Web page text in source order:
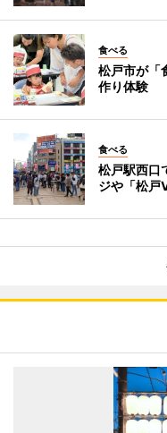
食べる
松戸市が「
作り体験
食べる
松戸駅西口
ジや「松戸